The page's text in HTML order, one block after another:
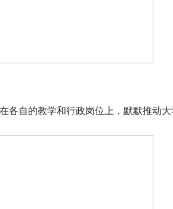
各自的教学和行政岗位上，默默推动